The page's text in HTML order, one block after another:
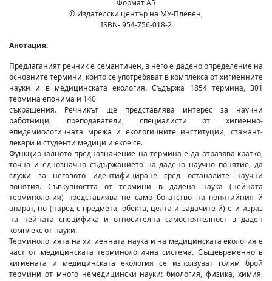
Формат А5
© Издателски център на МУ-Плевен,
ISBN- 954-756-018-2
Анотация:
Предлаганият речник е семантичен, в него е дадено определение на
основните термини, които се употребяват в комплекса от хигиенните
науки и в медицинската екология. Съдържа 1854 термина, 301
термина епонима и 140
съкращения. Речникът ще представлява интерес за научни
работници, преподаватели, специалисти от хигиенно-
епидемиологичната мрежа и екологичните институции, стажант-
лекари и студенти медици и екоeice.
Функционалното предназначение на термина е да отразява кратко,
точно и еднозначно съдържанието на дадено научно понятие, да
служи за неговото идентифициране сред останалите научни
понятия. Съвкупността от термини в дадена наука (нейната
терминология) представлява не само богатство на понятийния й
апарат, но (наред с предмета, обекта, целта и задачите й) е и израз
на нейната специфика и относителна самостоятелност в даден
комплекс от науки.
Терминологията на хигиенната наука и на медицинската екология е
част от медицинската терминологична система. Същевременно в
хигиената и медицинската екология се използуват голям брой
термини от много немедицински науки: биология, физика, химия,